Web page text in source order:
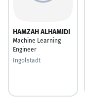
HAMZAH ALHAMIDI
Machine Learning
Engineer
Ingolstadt